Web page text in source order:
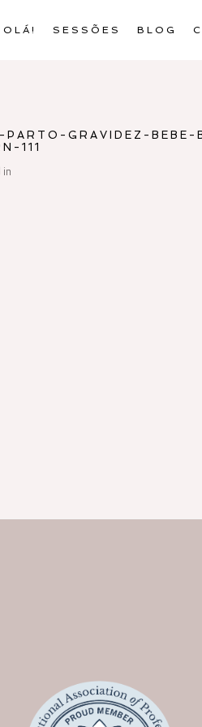
OLÁ! SESSÕES BLOG
GRAVIDEZ-
111
in